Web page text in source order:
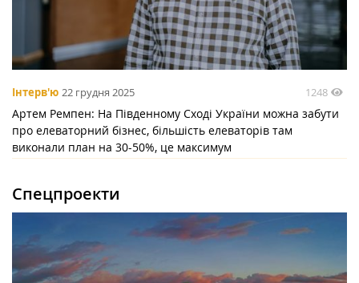
Інтерв'ю 22 грудня 2025 1248
Артем Ремпен: На Південному Сході України можна забути
про елеваторний бізнес, більшість елеваторів там
виконали план на 30-50%, це максимум
Спецпроекти